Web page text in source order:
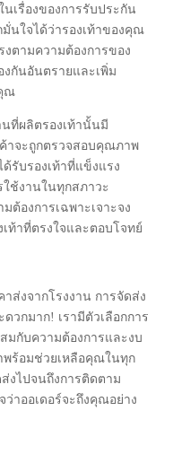
เรื่องของการรับประกัน
นใจได้ว่ารองเท้าของคุณ
ตามความต้องการของ
กันอันตรายและเพิ่ม
ณ
ที่ผลิตรองเท้านั้นมี
าจะถูกตรวจสอบคุณภาพ
รับรองเท้าที่แข็งแรง
ช้งานในทุกสภาวะ
ต้องการเฉพาะเจาะจง
ท้าที่ตรงใจและตอบโจทย์
ส่งจากโรงงาน การจัดส่ง
วกมาก! เรามีตัวเลือกการ
มกับความต้องการและงบ
ร้อมช่วยเหลือคุณในทุก
งไปจนถึงการติดตาม
าออเดอร์จะถึงคุณอย่าง